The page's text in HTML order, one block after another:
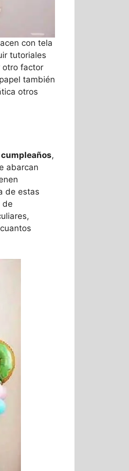
con tela
tutoriales
otro factor
también
otros
,
abarcan
de estas
de